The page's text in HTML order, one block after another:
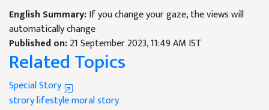
English Summary:If you change your gaze, the views will
automatically change
Published on:21 September 2023, 11:49 AM IST
Related Topics
Special Story
strorylifestylemoral story